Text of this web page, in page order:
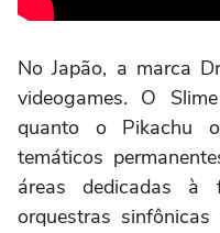
No Japão, a marca
videogames. O
quanto o Pikachu
temáticos
áreas dedicadas à
orquestras